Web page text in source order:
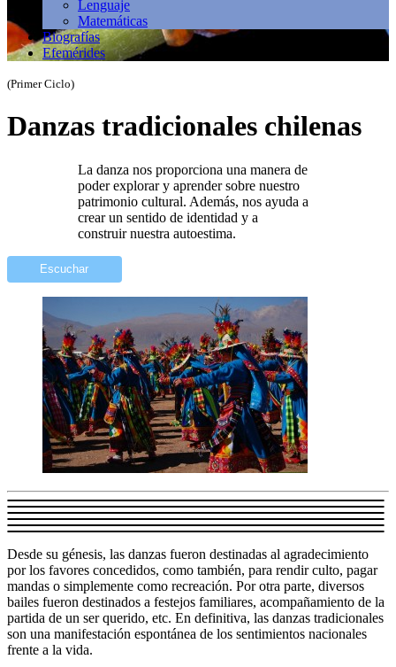
Lenguaje
Matemáticas
Biografías
Efemérides
(Primer Ciclo)
Danzas tradicionales chilenas
La danza nos proporciona una manera de
poder explorar y aprender sobre nuestro
patrimonio cultural. Además, nos ayuda a
crear un sentido de identidad y a
construir nuestra autoestima.
Escuchar
Desde su génesis, las danzas fueron destinadas al agradecimiento
por los favores concedidos, como también, para rendir culto, pagar
mandas o simplemente como recreación. Por otra parte, diversos
bailes fueron destinados a festejos familiares, acompañamiento de la
partida de un ser querido, etc. En definitiva, las danzas tradicionales
son una manifestación espontánea de los sentimientos nacionales
frente a la vida.